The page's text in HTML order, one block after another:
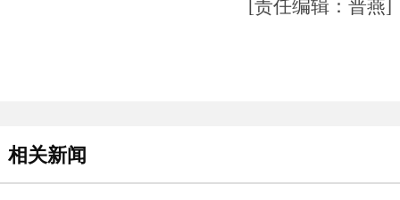
[责任编辑：普燕]
相关新闻